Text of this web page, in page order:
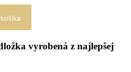
vyrobená z najlepšej